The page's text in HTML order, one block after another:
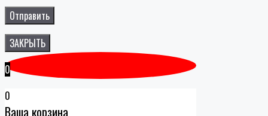
ЗАКРЫТЬ
0
0
Ваша корзина